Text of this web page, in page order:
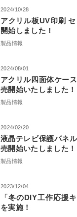
2024/10/28
アクリル板UV印刷
開始しました！
製品情報
2024/08/01
アクリル四面体ケー
売開始いたしました！
製品情報
2024/02/20
液晶テレビ保護パネ
売開始いたしました！
製品情報
2023/12/04
「冬のDIY工作応援
を実施！